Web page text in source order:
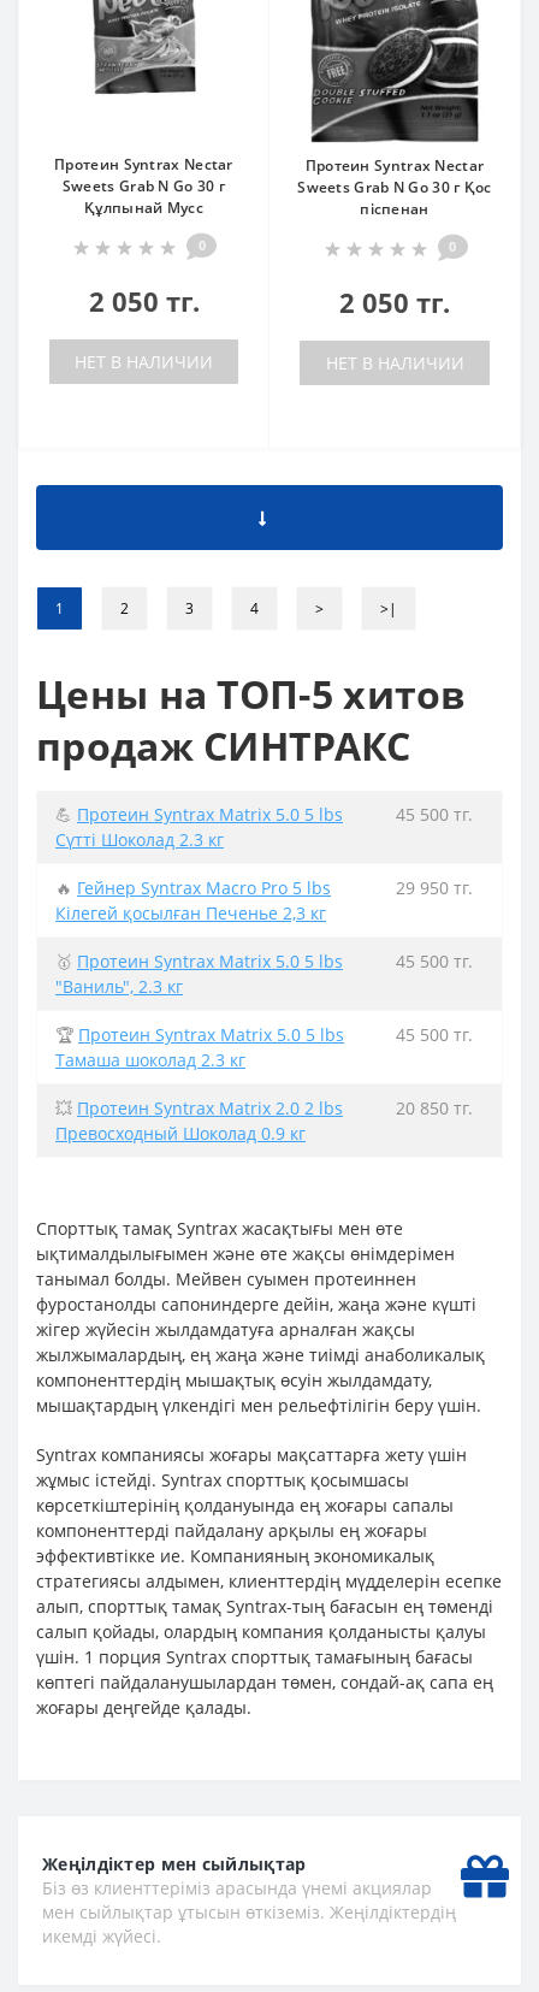
Протеин Syntrax Nectar
Sweets Grab N Go 30 г
Құлпынай Мусс
0
2 050 тг.
НЕТ В НАЛИЧИИ
Протеин Syntrax Nectar
Sweets Grab N Go 30 г Қос
піспенан
0
2 050 тг.
НЕТ В НАЛИЧИИ
1 2 3 4 > >|
Цены на ТОП-5 хитов
продаж СИНТРАКС
💪 Протеин Syntrax Matrix 5.0 5 lbs
Сүтті Шоколад 2.3 кг
45 500 тг.
🔥 Гейнер Syntrax Macro Pro 5 lbs
Кілегей қосылған Печенье 2,3 кг
29 950 тг.
🥇 Протеин Syntrax Matrix 5.0 5 lbs
"Ваниль", 2.3 кг
45 500 тг.
🏆 Протеин Syntrax Matrix 5.0 5 lbs
Тамаша шоколад 2.3 кг
45 500 тг.
💥 Протеин Syntrax Matrix 2.0 2 lbs
Превосходный Шоколад 0.9 кг
20 850 тг.
Спорттық тамақ Syntrax жасақтығы мен өте
ықтималдылығымен және өте жақсы өнімдерімен
танымал болды. Мейвен суымен протеиннен
фуростанолды сапониндерге дейін, жаңа және күшті
жігер жүйесін жылдамдатуға арналған жақсы
жылжымалардың, ең жаңа және тиімді анаболикалық
компоненттердің мышақтық өсуін жылдамдату,
мышақтардың үлкендігі мен рельефтілігін беру үшін.
Syntrax компаниясы жоғары мақсаттарға жету үшін
жұмыс істейді. Syntrax спорттық қосымшасы
көрсеткіштерінің қолдануында ең жоғары сапалы
компоненттерді пайдалану арқылы ең жоғары
эффективтікке ие. Компанияның экономикалық
стратегиясы алдымен, клиенттердің мүдделерін есепке
алып, спорттық тамақ Syntrax-тың бағасын ең төменді
салып қойады, олардың компания қолданысты қалуы
үшін. 1 порция Syntrax спорттық тамағының бағасы
көптегі пайдаланушылардан төмен, сондай-ақ сапа ең
жоғары деңгейде қалады.
Жеңілдіктер мен сыйлықтар
Біз өз клиенттеріміз арасында үнемі акциялар
мен сыйлықтар ұтысын өткіземіз. Жеңілдіктердің
икемді жүйесі.